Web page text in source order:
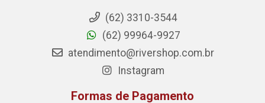
(62) 3310-3544
(62) 99964-9927
atendimento@rivershop.com.br
Instagram
Formas de Pagamento